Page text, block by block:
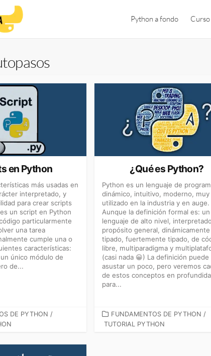
Python a fondo
en Python
más usadas en
interpretado, y
para crear scripts
un script en Python
particularmente
una tarea
cumple una o
características:
único módulo de
de...
DE PYTHON /
¿Qué es Python?
Python es un lenguaje de
dinámico, intuitivo, moderno, muy
utilizado en la industria y en auge.
Aunque la definición formal es: un
lenguaje de alto nivel,
propósito general, dinámicamente
tipado, fuertemente tipado, de
libre, multiparadigma y
(casi nada 😀) La definición puede
asustar un poco, pero veremos
de estos conceptos en
para...
CATEGORÍAS
FUNDAMENTOS DE PYTHON /
TUTORIAL PYTHON